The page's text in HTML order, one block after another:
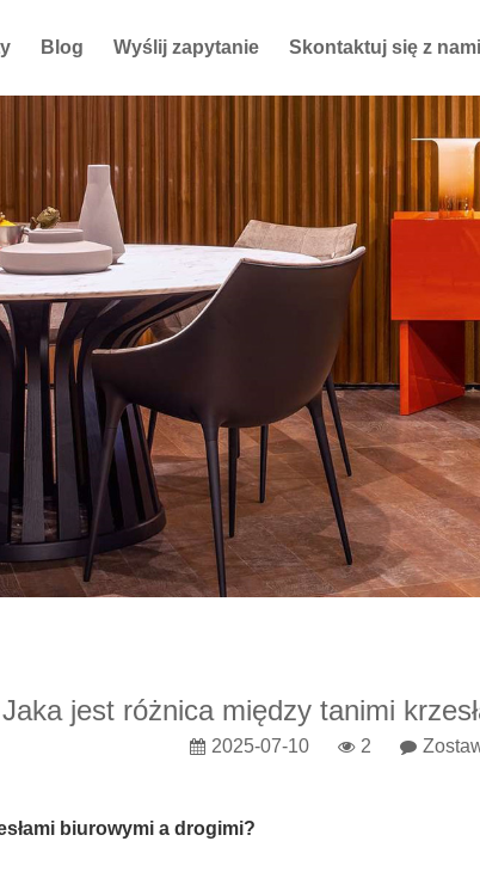
Blog Wyślij zapytanie Skontaktuj się z nami
Jaka jest różnica między tanimi
2025-07-10 2
biurowymi a drogimi?